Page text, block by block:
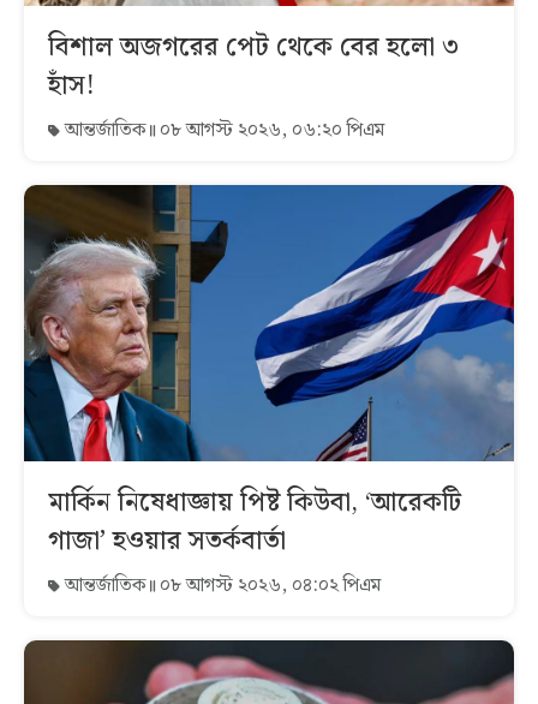
বিশাল অজগরের পেট থেকে বের হলো ৩
হাঁস!
আন্তর্জাতিক ০৮ আগস্ট ২০২৬, ০৬:২০ পিএম
মার্কিন নিষেধাজ্ঞায় পিষ্ট কিউবা, ‘আরেকটি
গাজা’ হওয়ার সতর্কবার্তা
আন্তর্জাতিক ০৮ আগস্ট ২০২৬, ০৪:০২ পিএম